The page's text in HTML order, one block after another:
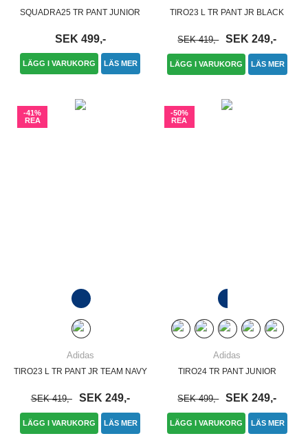
SQUADRA25 TR PANT JUNIOR
SEK 499,-
LÄGG I VARUKORG LÄS MER
TIRO23 L TR PANT JR BLACK
SEK 419,- SEK 249,-
LÄGG I VARUKORG LÄS MER
-41%
REA
Adidas
TIRO23 L TR PANT JR TEAM NAVY
SEK 419,- SEK 249,-
LÄGG I VARUKORG LÄS MER
-50%
REA
Adidas
TIRO24 TR PANT JUNIOR
SEK 499,- SEK 249,-
LÄGG I VARUKORG LÄS MER